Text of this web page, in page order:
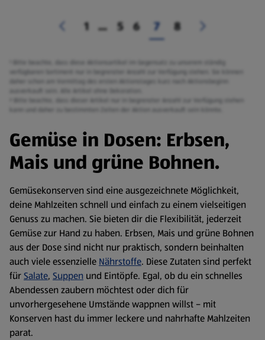
1 ... 5 6 7 8
¹ Bitte beachte, dass diese Aktionsartikel im Gegensatz zu unserem ständig
daher schon am Vormittag des ersten Aktionstages kurz nach Aktionsbeginn
Gemüse in Dosen: Erbsen,
Mais und grüne Bohnen.
Gemüsekonserven sind eine ausgezeichnete Möglichkeit,
deine Mahlzeiten schnell und einfach zu einem vielseitigen
Genuss zu machen. Sie bieten dir die Flexibilität, jederzeit
Gemüse zur Hand zu haben. Erbsen, Mais und grüne Bohnen
aus der Dose sind nicht nur praktisch, sondern beinhalten
auch viele essenzielle Nährstoffe. Diese Zutaten sind perfekt
fürSalate, Suppen und Eintöpfe. Egal, ob du ein schnelles
Abendessen zaubern möchtest oder dich für
unvorhergesehene Umstände wappnen willst – mit
Konserven hast du immer leckere und nahrhafte Mahlzeiten
parat.